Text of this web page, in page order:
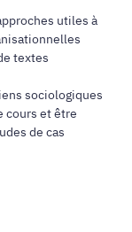
utiles à
textes
sociologiques
cours et être
de cas